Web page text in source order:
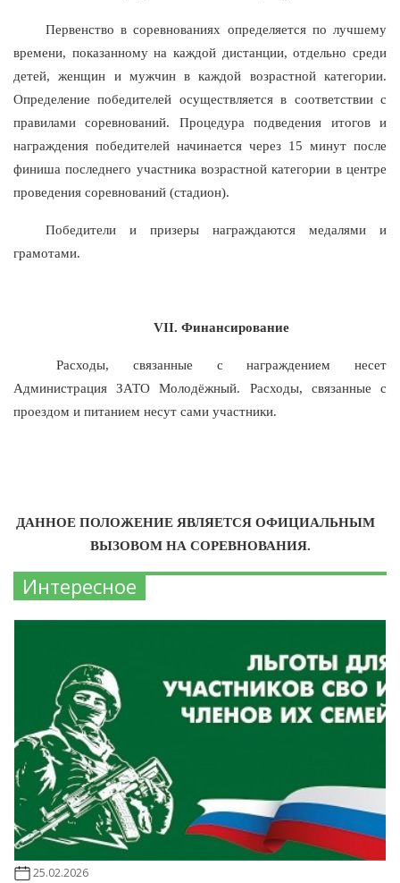
Первенство в соревнованиях определяется по лучшему
времени, показанному на каждой дистанции, отдельно среди
детей, женщин и мужчин в каждой возрастной категории.
Определение победителей осуществляется в соответствии с
правилами соревнований. Процедура подведения итогов и
награждения победителей начинается через 15 минут после
финиша последнего участника возрастной категории в центре
проведения соревнований (стадион).
Победители и призеры награждаются медалями и
грамотами.
VII. Финансирование
Расходы, связанные с награждением несет
Администрация ЗАТО Молодёжный. Расходы, связанные с
проездом и питанием несут сами участники.
ДАННОЕ ПОЛОЖЕНИЕ ЯВЛЯЕТСЯ ОФИЦИАЛЬНЫМ
ВЫЗОВОМ НА СОРЕВНОВАНИЯ.
Интересное
25.02.2026